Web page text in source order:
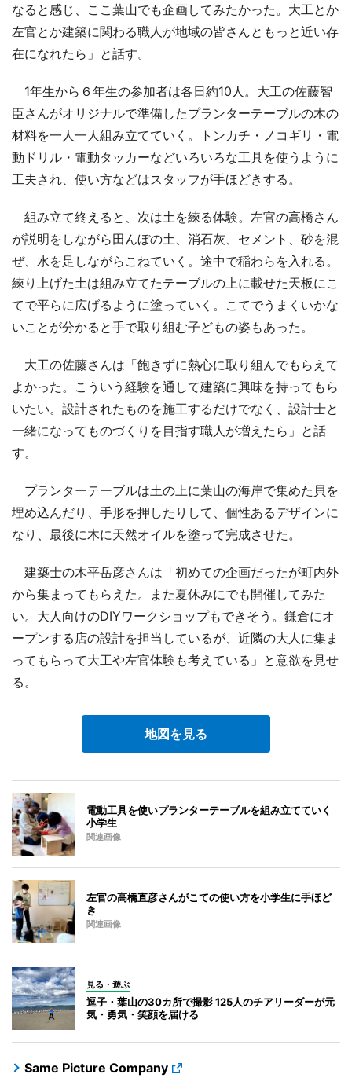
なると感じ、ここ葉山でも企画してみたかった。大工とか
左官とか建築に関わる職人が地域の皆さんともっと近い存
在になれたら」と話す。
1年生から６年生の参加者は各日約10人。大工の佐藤智
臣さんがオリジナルで準備したプランターテーブルの木の
材料を一人一人組み立てていく。トンカチ・ノコギリ・電
動ドリル・電動タッカーなどいろいろな工具を使うように
工夫され、使い方などはスタッフが手ほどきする。
組み立て終えると、次は土を練る体験。左官の高橋さん
が説明をしながら田んぼの土、消石灰、セメント、砂を混
ぜ、水を足しながらこねていく。途中で稲わらを入れる。
練り上げた土は組み立てたテーブルの上に載せた天板にこ
てで平らに広げるように塗っていく。こてでうまくいかな
いことが分かると手で取り組む子どもの姿もあった。
大工の佐藤さんは「飽きずに熱心に取り組んでもらえて
よかった。こういう経験を通して建築に興味を持ってもら
いたい。設計されたものを施工するだけでなく、設計士と
一緒になってものづくりを目指す職人が増えたら」と話
す。
プランターテーブルは土の上に葉山の海岸で集めた貝を
埋め込んだり、手形を押したりして、個性あるデザインに
なり、最後に木に天然オイルを塗って完成させた。
建築士の木平岳彦さんは「初めての企画だったが町内外
から集まってもらえた。また夏休みにでも開催してみた
い。大人向けのDIYワークショップもできそう。鎌倉にオ
ープンする店の設計を担当しているが、近隣の大人に集ま
ってもらって大工や左官体験も考えている」と意欲を見せ
る。
地図を見る
電動工具を使いプランターテーブルを組み立てていく
小学生
関連画像
左官の高橋直彦さんがこての使い方を小学生に手ほど
き
関連画像
見る・遊ぶ
逗子・葉山の30カ所で撮影 125人のチアリーダーが元
気・勇気・笑顔を届ける
Same Picture Company